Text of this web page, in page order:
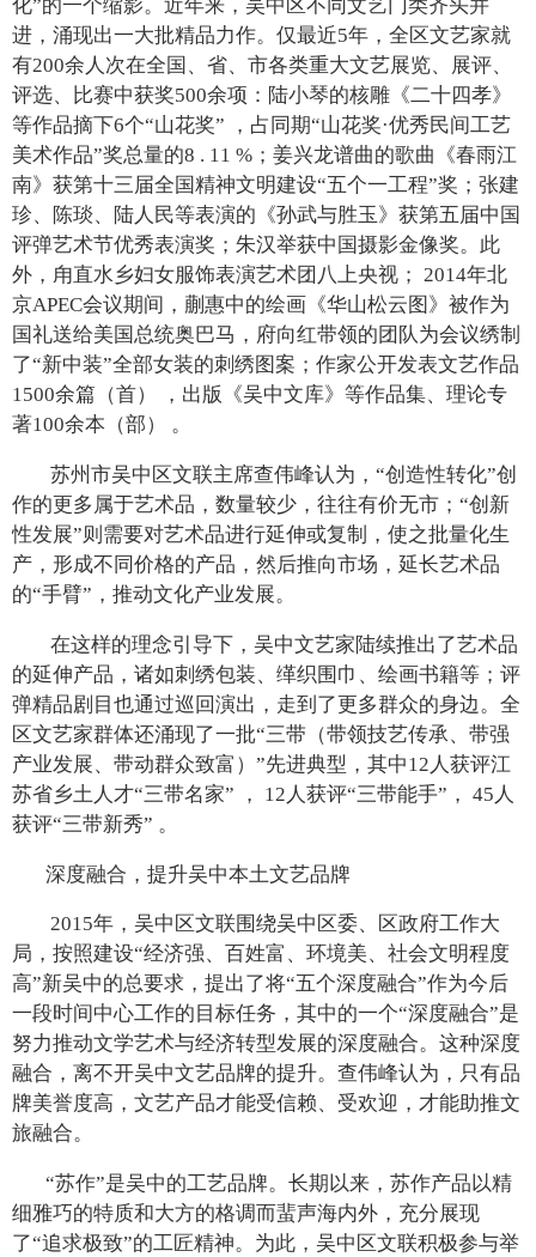
化”的一个缩影。近年来，吴中区不同文艺门类齐头并
进，涌现出一大批精品力作。仅最近5年，全区文艺家就
有200余人次在全国、省、市各类重大文艺展览、展评、
评选、比赛中获奖500余项：陆小琴的核雕《二十四孝》
等作品摘下6个“山花奖” ，占同期“山花奖·优秀民间工艺
美术作品”奖总量的8 . 11 %；姜兴龙谱曲的歌曲《春雨江
南》获第十三届全国精神文明建设“五个一工程”奖；张建
珍、陈琰、陆人民等表演的《孙武与胜玉》获第五届中国
评弹艺术节优秀表演奖；朱汉举获中国摄影金像奖。此
外，甪直水乡妇女服饰表演艺术团八上央视； 2014年北
京APEC会议期间，蒯惠中的绘画《华山松云图》被作为
国礼送给美国总统奥巴马，府向红带领的团队为会议绣制
了“新中装”全部女装的刺绣图案；作家公开发表文艺作品
1500余篇（首） ，出版《吴中文库》等作品集、理论专
著100余本（部） 。
苏州市吴中区文联主席查伟峰认为，“创造性转化”创
作的更多属于艺术品，数量较少，往往有价无市；“创新
性发展”则需要对艺术品进行延伸或复制，使之批量化生
产，形成不同价格的产品，然后推向市场，延长艺术品
的“手臂”，推动文化产业发展。
在这样的理念引导下，吴中文艺家陆续推出了艺术品
的延伸产品，诸如刺绣包装、缂织围巾、绘画书籍等；评
弹精品剧目也通过巡回演出，走到了更多群众的身边。全
区文艺家群体还涌现了一批“三带（带领技艺传承、带强
产业发展、带动群众致富）”先进典型，其中12人获评江
苏省乡土人才“三带名家” ， 12人获评“三带能手”， 45人
获评“三带新秀” 。
深度融合，提升吴中本土文艺品牌
2015年，吴中区文联围绕吴中区委、区政府工作大
局，按照建设“经济强、百姓富、环境美、社会文明程度
高”新吴中的总要求，提出了将“五个深度融合”作为今后
一段时间中心工作的目标任务，其中的一个“深度融合”是
努力推动文学艺术与经济转型发展的深度融合。这种深度
融合，离不开吴中文艺品牌的提升。查伟峰认为，只有品
牌美誉度高，文艺产品才能受信赖、受欢迎，才能助推文
旅融合。
“苏作”是吴中的工艺品牌。长期以来，苏作产品以精
细雅巧的特质和大方的格调而蜚声海内外，充分展现
了“追求极致”的工匠精神。为此，吴中区文联积极参与举